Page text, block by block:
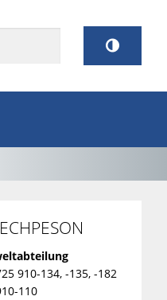
910-134, -135, -182
110